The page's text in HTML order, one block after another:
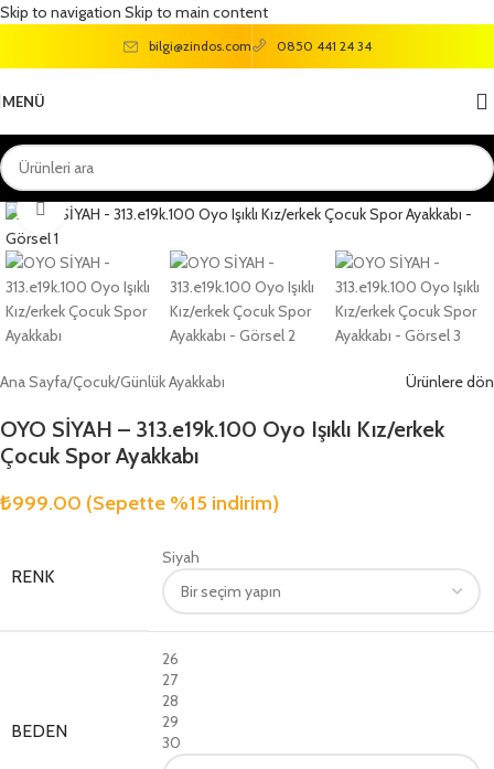
Skip to navigation Skip to main content
bilgi@zindos.com 0850 441 24 34
MENÜ
Büyütmek için tıklayın
Ana Sayfa/Çocuk/Günlük Ayakkabı Ürünlere dön
OYO SİYAH – 313.e19k.100 Oyo Işıklı Kız/erkek
Çocuk Spor Ayakkabı
₺999.00 (Sepette %15 indirim)
RENK
Siyah
BEDEN
26
27
28
29
30